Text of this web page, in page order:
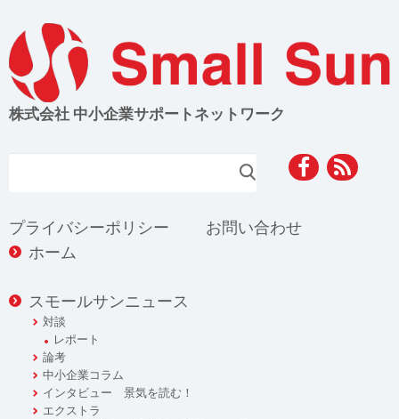
株式会社 中小企業サポートネットワーク
プライバシーポリシー
お問い合わせ
ホーム
スモールサンニュース
対談
レポート
論考
中小企業コラム
インタビュー 景気を読む！
エクストラ